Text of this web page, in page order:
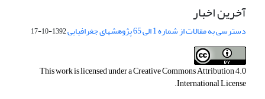
آخرین اخبار
دسترسی به مقالات از شماره 1 الی 65 پژوهشهای جغرافیایی 1392-10-17
This work is licensed under aCreative Commons Attribution 4.0
International License
.